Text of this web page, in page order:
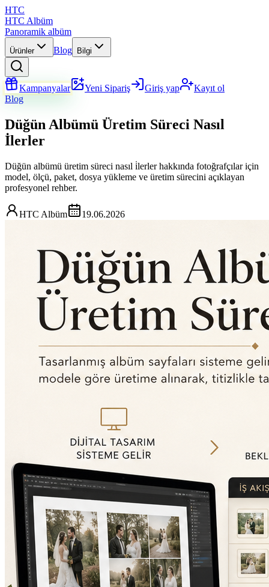
HTC
HTC Albüm
Panoramik albüm
Ürünler Blog Bilgi
Kampanyalar Yeni Sipariş Giriş yap
Kayıt ol
Blog
Düğün Albümü Üretim Süreci Nasıl
İlerler
Düğün albümü üretim süreci nasıl i̇lerler hakkında fotoğrafçılar için
model, ölçü, paket, dosya yükleme ve üretim sürecini açıklayan
profesyonel rehber.
HTC Albüm 19.06.2026